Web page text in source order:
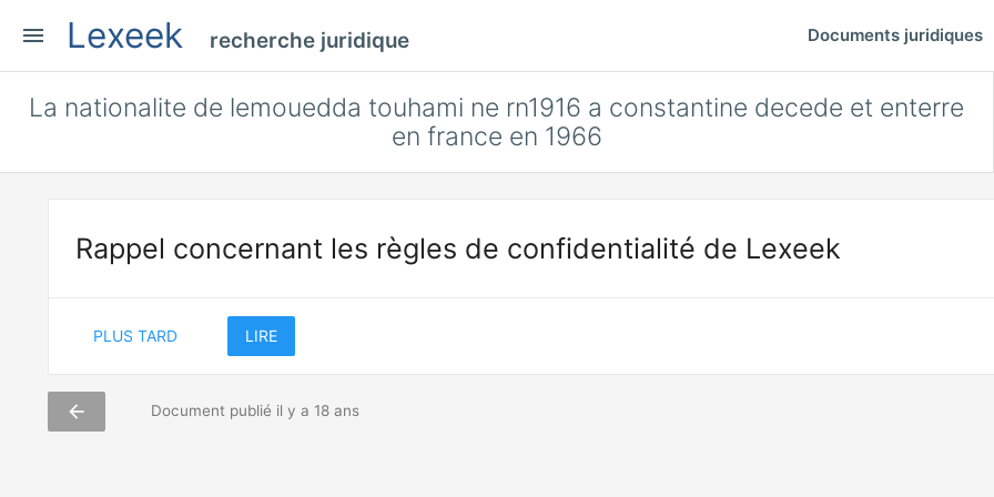
menu Lexeek recherche juridique Documents juridiques
La nationalite de lemouedda touhami ne rn1916 a constantine decede et enterre
en france en 1966
Rappel concernant les règles de confidentialité de Lexeek
PLUS TARD LIRE
arrow_back Document publié il y a 18 ans